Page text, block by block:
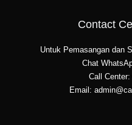
Contact
Untuk Pemasangan dan
Chat
Call Center:
Email: